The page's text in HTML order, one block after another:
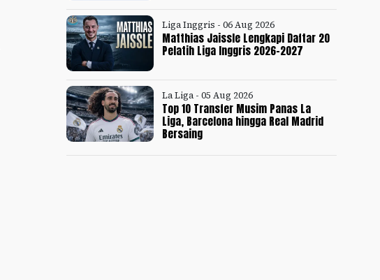
Liga Inggris - 06 Aug 2026
Matthias Jaissle Lengkapi Daftar 20
Pelatih Liga Inggris 2026-2027
La Liga - 05 Aug 2026
Top 10 Transfer Musim Panas La
Liga, Barcelona hingga Real Madrid
Bersaing